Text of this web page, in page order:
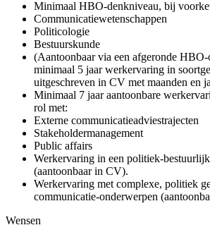
Minimaal HBO-denkniveau, bij
Communicatiewetenschappen
Politicologie
Bestuurskunde
(Aantoonbaar via een afgeronde
minimaal 5 jaar werkervaring in
uitgeschreven in CV met maanden en
Minimaal 7 jaar aantoonbare
rol met:
Externe communicatieadviestrajecten
Stakeholdermanagement
Public affairs
Werkervaring in een politiek-
(aantoonbaar in CV).
Werkervaring met complexe, politiek
communicatie-onderwerpen
Wensen